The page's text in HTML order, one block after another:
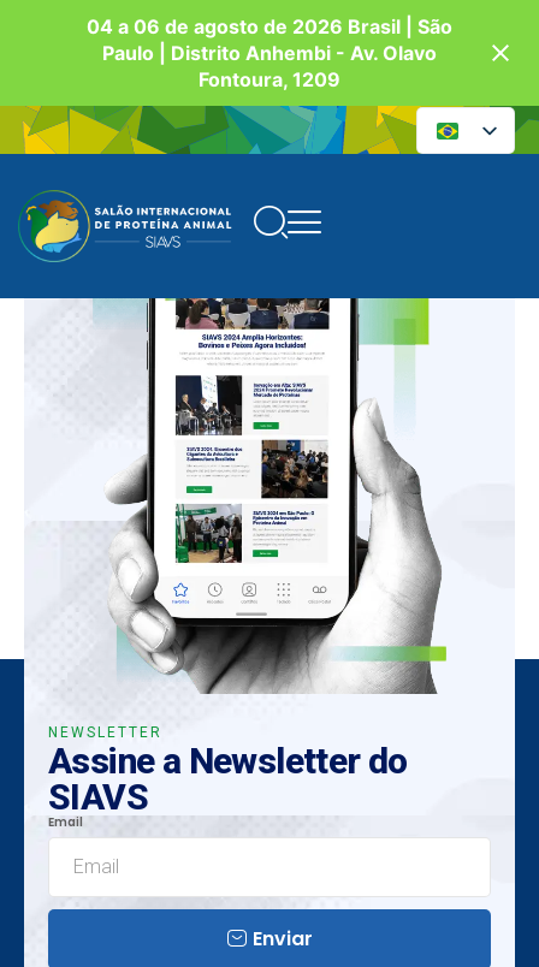
04 a 06 de agosto de 2026 Brasil | São
Paulo | Distrito Anhembi - Av. Olavo
Fontoura, 1209
NEWSLETTER
Assine a Newsletter do
SIAVS
Email
Enviar